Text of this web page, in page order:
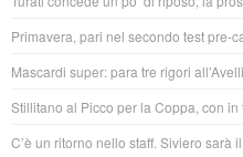
o
o
k
p
p
Primavera, pari nel secondo test pre-
Mascardi super: para tre rigori
Stillitano al Picco per la Coppa, con
C’è un ritorno nello staff. Siviero sarà